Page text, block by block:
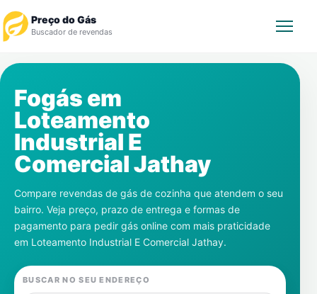
Preço do Gás
Buscador de revendas
Revendedor
Notícias
Cadastre-se
Gás
Fogás em
Loteamento
Industrial E
Comercial Jathay
Compare revendas de gás de cozinha que atendem o seu
bairro. Veja preço, prazo de entrega e formas de
pagamento para pedir gás online com mais praticidade
em Loteamento Industrial E Comercial Jathay.
BUSCAR NO SEU ENDEREÇO